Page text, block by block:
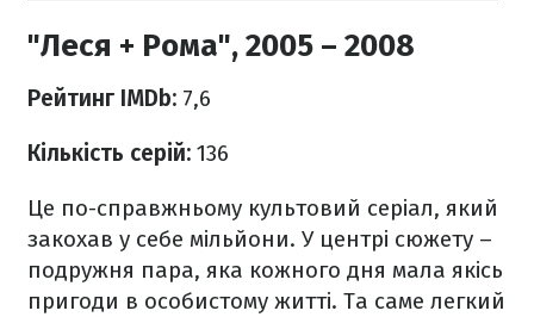
"Леся + Рома", 2005 – 2008
Рейтинг IMDb: 7,6
Кількість серій: 136
Це по-справжньому культовий серіал, який
закохав у себе мільйони. У центрі сюжету –
подружня пара, яка кожного дня мала якісь
пригоди в особистому житті. Та саме легкий